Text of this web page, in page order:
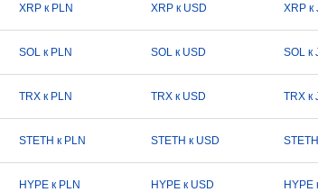
XRP к PLN XRP к USD XRP к
SOL к PLN SOL к USD SOL к
TRX к PLN TRX к USD TRX к
STETH к PLN STETH к USD
HYPE к PLN HYPE к USD HYPE